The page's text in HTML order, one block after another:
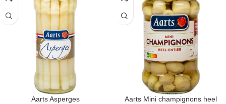
Aarts Asperges Aarts Mini champignons heel